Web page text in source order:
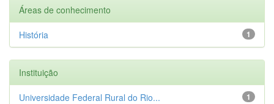
Áreas de conhecimento
1
História
Instituição
1
Universidade Federal Rural do Rio...